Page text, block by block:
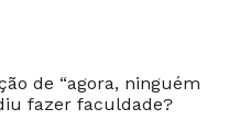
de “agora, ninguém
fazer faculdade?
Próximo